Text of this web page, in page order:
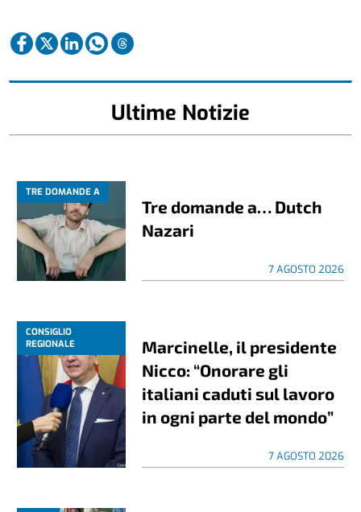
Ultime Notizie
TRE DOMANDE A
Tre domande a… Dutch
Nazari
7 AGOSTO 2026
CONSIGLIO
REGIONALE
Marcinelle, il presidente
Nicco: “Onorare gli
italiani caduti sul lavoro
in ogni parte del mondo”
7 AGOSTO 2026